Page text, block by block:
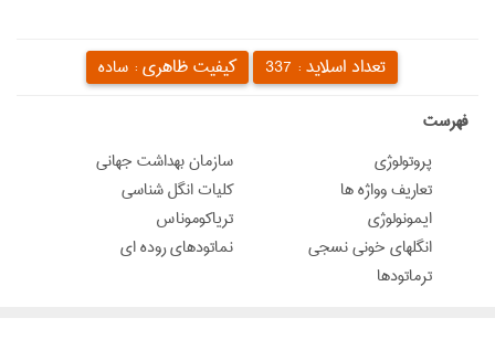
کیفیت ظاهری : ساده تعداد اسلاید : 337
‌فهرست
پروتولوژی
سازمان بهداشت جهانی
تعاریف وواژه ها
کلیات انگل شناسی
ایمونولوژی
تریاکوموناس
انگلهاي خوني نسجي
نماتودهای روده ای
ترماتودها